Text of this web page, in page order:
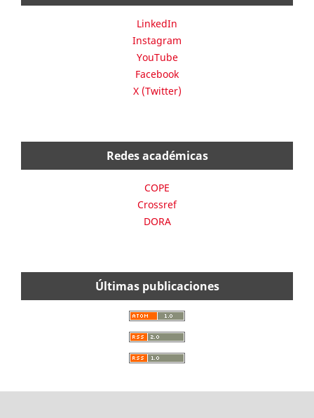
LinkedIn
Instagram
YouTube
Facebook
X (Twitter)
Redes académicas
COPE
Crossref
DORA
Últimas publicaciones